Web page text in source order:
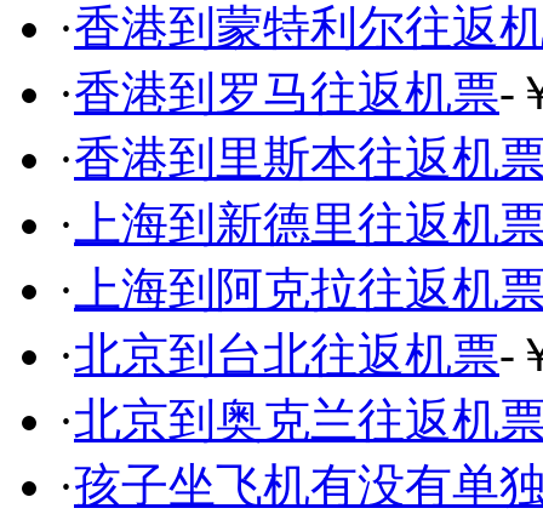
·香港到蒙特利尔往返
·香港到罗马往返机票-
·香港到里斯本往返机
· 上海到新德里往返机
· 上海到阿克拉往返机
·北京到台北往返机票-
·北京到奥克兰往返机
·孩子坐飞机有没有单